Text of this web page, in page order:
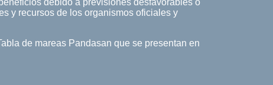
debido a previsiones desfavorables o
y recursos de los organismos oficiales y
de mareas Pandasan que se presentan en